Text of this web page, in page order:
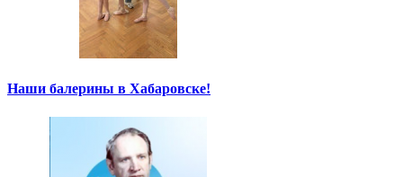
Наши балерины в Хабаровске!